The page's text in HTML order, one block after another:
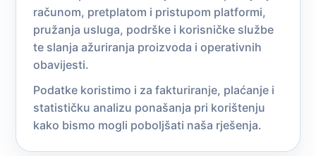
računom, pretplatom i pristupom platformi,
pružanja usluga, podrške i korisničke službe
te slanja ažuriranja proizvoda i operativnih
obavijesti.
Podatke koristimo i za fakturiranje, plaćanje i
statističku analizu ponašanja pri korištenju
kako bismo mogli poboljšati naša rješenja.